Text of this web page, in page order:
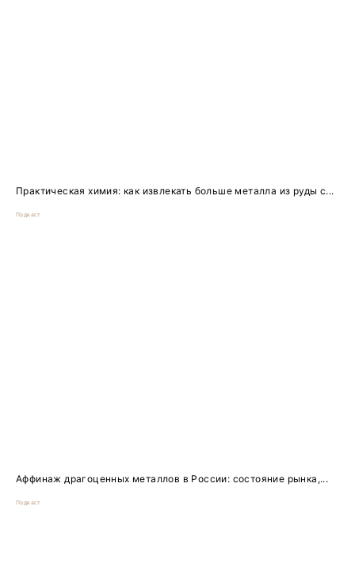
Практическая химия: как извлекать больше металла из руды с...
Подкаст
Аффинаж драгоценных металлов в России: состояние рынка,...
Подкаст